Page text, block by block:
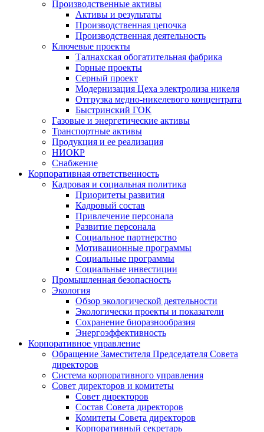
Производственные активы
Активы и результаты
Производственная цепочка
Производственная деятельность
Ключевые проекты
Талнахская обогатительная фабрика
Горные проекты
Серный проект
Модернизация Цеха электролиза никеля
Отгрузка медно-никелевого концентрата
Быстринский ГОК
Газовые и энергетические активы
Транспортные активы
Продукция и ее реализация
НИОКР
Снабжение
Корпоративная ответственность
Кадровая и социальная политика
Приоритеты развития
Кадровый состав
Привлечение персонала
Развитие персонала
Социальное партнерство
Мотивационные программы
Социальные программы
Социальные инвестиции
Промышленная безопасность
Экология
Обзор экологической деятельности
Экологически проекты и показатели
Сохранение биоразнообразия
Энергоэффективность
Корпоративное управление
Обращение Заместителя Председателя Совета
директоров
Система корпоративного управления
Совет директоров и комитеты
Совет директоров
Состав Совета директоров
Комитеты Совета директоров
Корпоративный секретарь